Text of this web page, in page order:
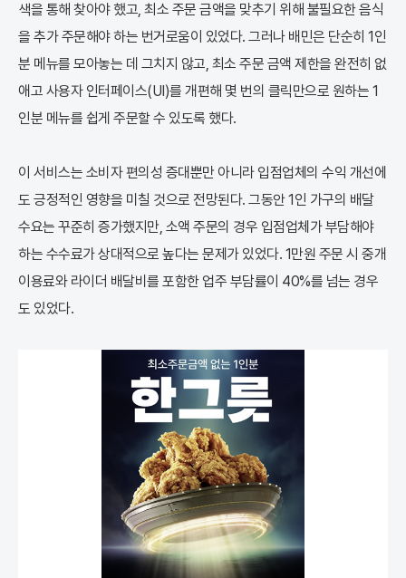
색을 통해 찾아야 했고, 최소 주문 금액을 맞추기 위해 불필요한 음식
을 추가 주문해야 하는 번거로움이 있었다. 그러나 배민은 단순히 1인
분 메뉴를 모아놓는 데 그치지 않고, 최소 주문 금액 제한을 완전히 없
애고 사용자 인터페이스(UI)를 개편해 몇 번의 클릭만으로 원하는 1
인분 메뉴를 쉽게 주문할 수 있도록 했다.
이 서비스는 소비자 편의성 증대뿐만 아니라 입점업체의 수익 개선에
도 긍정적인 영향을 미칠 것으로 전망된다. 그동안 1인 가구의 배달
수요는 꾸준히 증가했지만, 소액 주문의 경우 입점업체가 부담해야
하는 수수료가 상대적으로 높다는 문제가 있었다. 1만원 주문 시 중개
이용료와 라이더 배달비를 포함한 업주 부담률이 40%를 넘는 경우
도 있었다.